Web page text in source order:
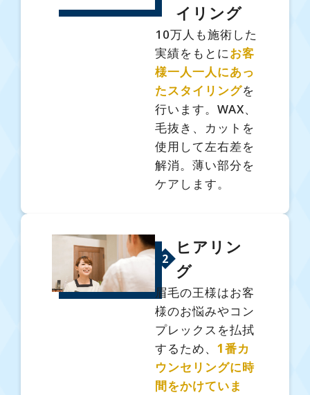
イリング
10万人も施術した
実績をもとにお客
様一人一人にあっ
たスタイリングを
行います。WAX、
毛抜き、カットを
使用して左右差を
解消。薄い部分を
ケアします。
2
ヒアリン
グ
眉毛の王様はお客
様のお悩みやコン
プレックスを払拭
するため、 1番カ
ウンセリングに時
間をかけていま